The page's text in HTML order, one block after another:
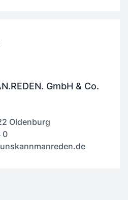
GmbH & Co.
Oldenburg
0